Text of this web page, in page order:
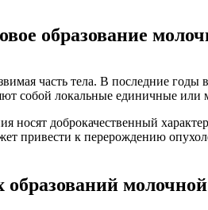
образование
часть тела. В последние
собой локальные единичные
носят доброкачественный
привести к перерождению